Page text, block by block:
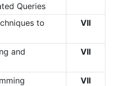
Queries
to
VII
and
VII
VII